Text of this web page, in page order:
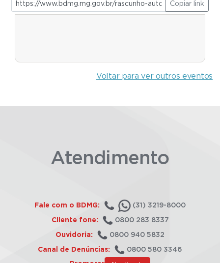
Copiar link
Voltar para ver outros eventos
Atendimento
Fale com o BDMG: (31) 3219-8000
Cliente fone: 0800 283 8337
Ouvidoria: 0800 940 5832
Canal de Denúncias: 0800 580 3346